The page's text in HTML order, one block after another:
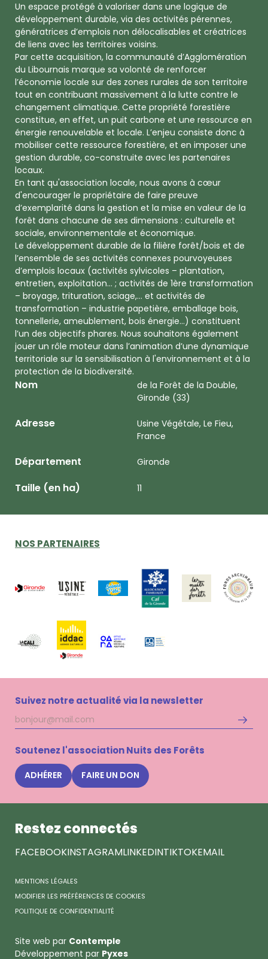
Un espace protégé à valoriser dans une logique de
développement durable, via des activités pérennes,
génératrices d’emplois non délocalisables et créatrices
de liens avec les territoires voisins.
Par cette acquisition, la communauté d’Agglomération
du Libournais marque sa volonté de renforcer
l’économie locale sur des zones rurales de son territoire
tout en contribuant massivement à la lutte contre le
changement climatique. Cette propriété forestière
constitue, en effet, un puit carbone et une ressource en
énergie renouvelable et locale. L’enjeu consiste donc à
mobiliser cette ressource forestière, et en imposer une
gestion durable, co-construite avec les partenaires
locaux.
En tant qu'association locale, nous avons à cœur
d'encourager le propriétaire de faire preuve
d’exemplarité dans la gestion et la mise en valeur de la
forêt dans chacune de ses dimensions : culturelle et
sociale, environnementale et économique.
Le développement durable de la filière forêt/bois et de
l’ensemble de ses activités connexes pourvoyeuses
d’emplois locaux (activités sylvicoles – plantation,
entretien, exploitation… ; activités de 1ère transformation
– broyage, trituration, sciage,… et activités de
transformation – industrie papetière, emballage bois,
tonnellerie, ameublement, bois énergie…) constituent
l’un des objectifs phares. Nous souhaitons également
jouer un rôle moteur dans l’animation d’une dynamique
territoriale sur la sensibilisation à l'environnement et à la
protection de la biodiversité.
Nom
de la Forêt de la Double,
Gironde (33)
Adresse
Usine Végétale, Le Fieu,
France
Département Gironde
Taille (en ha) 11
NOS PARTENAIRES
Suivez notre actualité via la newsletter
Adresse
mail
Soutenez l'association Nuits des Forêts
ADHÉRER FAIRE UN DON
Restez connectés
FACEBOOKINSTAGRAMLINKEDINTIKTOKEMAIL
MENTIONS LÉGALES
MODIFIER LES PRÉFÉRENCES DE COOKIES
POLITIQUE DE CONFIDENTIALITÉ
Site web par Contemple
Développement par Pyxes